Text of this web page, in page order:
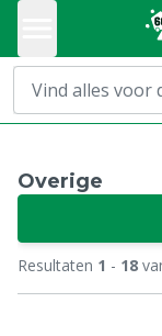
Overige
Resultaten 1 - 18